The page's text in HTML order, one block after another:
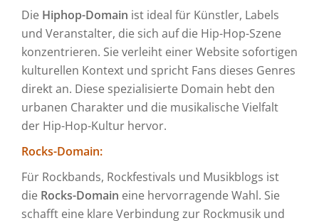
Die Hiphop-Domain ist ideal für Künstler, Labels
und Veranstalter, die sich auf die Hip-Hop-Szene
konzentrieren. Sie verleiht einer Website sofortigen
kulturellen Kontext und spricht Fans dieses Genres
direkt an. Diese spezialisierte Domain hebt den
urbanen Charakter und die musikalische Vielfalt
der Hip-Hop-Kultur hervor.
Rocks-Domain:
Für Rockbands, Rockfestivals und Musikblogs ist
die Rocks-Domain eine hervorragende Wahl. Sie
schafft eine klare Verbindung zur Rockmusik und